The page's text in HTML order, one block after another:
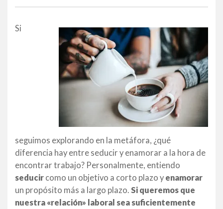
Si
seguimos explorando en la metáfora, ¿qué
diferencia hay entre seducir y enamorar a la hora de
encontrar trabajo? Personalmente, entiendo
seducir como un objetivo a corto plazo y enamorar
un propósito más a largo plazo. Si queremos que
nuestra «relación» laboral sea suficientemente